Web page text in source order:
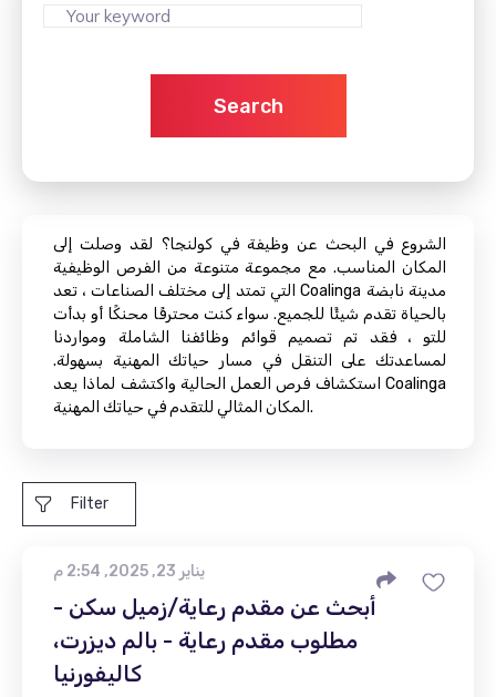
Search
الشروع في البحث عن وظيفة في كولنجا؟ لقد وصلت إلى
المكان المناسب. مع مجموعة متنوعة من الفرص الوظيفية
التي تمتد إلى مختلف الصناعات ، تعد Coalinga مدينة نابضة
بالحياة تقدم شيئًا للجميع. سواء كنت محترفًا محنكًا أو بدأت
للتو ، فقد تم تصميم قوائم وظائفنا الشاملة ومواردنا
لمساعدتك على التنقل في مسار حياتك المهنية بسهولة.
استكشاف فرص العمل الحالية واكتشف لماذا يعد Coalinga
المكان المثالي للتقدم في حياتك المهنية.
Filter
يناير 23, 2025, 2:54 م
أبحث عن مقدم رعاية/زميل سكن -
مطلوب مقدم رعاية - بالم ديزرت،
كاليفورنيا